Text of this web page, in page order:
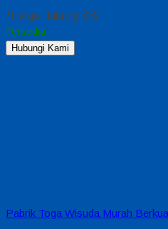
*Harga Hubungi CS
Tersedia
Hubungi Kami
Pabrik Toga Wisuda Murah